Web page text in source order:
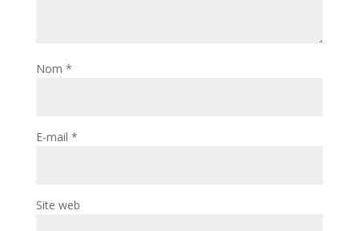
Nom *
E-mail *
Site web